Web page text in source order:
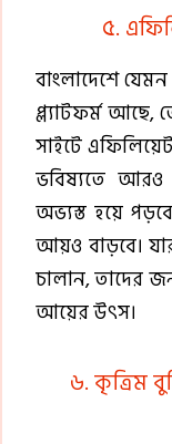
৫.
বাংলাদেশে
প্ল্যাটফর্ম আছে,
সাইটে
ভবিষ্যতে আরও
অভ্যস্ত হয়ে
আয়ও বাড়বে।
চালান, তাদের
আয়ের উৎস।
৬. কৃত্রিম